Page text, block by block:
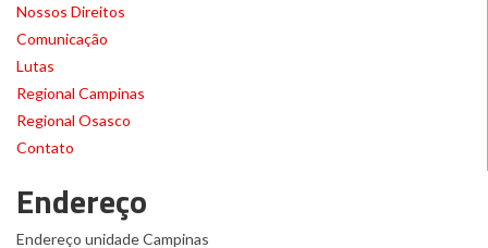
Nossos Direitos
Comunicação
Lutas
Regional Campinas
Regional Osasco
Contato
Endereço
Endereço unidade Campinas